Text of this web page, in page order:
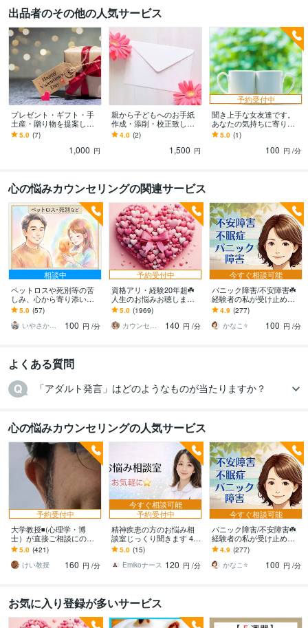
結婚式 家庭 手紙 サンタクロース 記念日
ファンレター
出品者のその他の人気サービス
プレゼント・ギフト・手
土産・贈り物を提案しま
す センスの良いプレゼン
ト選び、ギフトセレクト
5.0 (7)
1,000 円
親から子どもへのお手紙
作成・添削・校正致しま
す 人の心を動かす手紙・
子供を感動させる手紙を
一緒に書きましょう
4.0 (2)
1,500 円
予約受付中
聞き上手な女友達です。
あなたの気持ちに寄り添
います 愚痴聞きやお悩み
相談、自慢話から雑談ま
で話し相手になります。
5.0 (1)
100 円 /分
心の悩みカウンセリングの関連サービス
相談中
ペットロスや死別等の苦
しみ、心から寄り添いま
す 止まった時計の針、無
理に動かさなくて大丈夫
ですから
5.0 (57)
いやさか☆やすらぎの傾聴者
100 円 /分
予約受付中
資格アリ・経験20年超☘️
人生のお悩みお聴します
鬱・HSP・介護障害・毒
親・恋愛・仕事・育児・
占い依存etc
5.0 (1969)
カウンセリング事務所☘️オフィスカノン
140 円 /分
今すぐ相談可能
パニック障害/不安障害☘️
経験者の私が受け止めま
す これってパニック障
害？様々な対処法、あな
たと一緒に考えます
4.9 (277)
かなこ⭐️
100 円 /分
よくある質問
「アダルト発言」はどのようなものが当たりますか？
心の悩みカウンセリングの人気サービス
予約受付中
大学教授◾️(心理学・博
士）が直接ご相談にのり
ます 学生さんが、心理学
の先生に恋愛相談するよ
うなお気軽さでどうぞ
5.0 (421)
けい教授
160 円 /分
今すぐ相談可能
予約受付中
精神疾患の方のお悩み相
談室じっくり聞きます 48
時間以内にあなただけの
Word資料を無料でお届け
します
5.0 (15)
Emikoナース 120 円 /分
今すぐ相談可能
パニック障害/不安障害☘️
経験者の私が受け止めま
す これってパニック障
害？様々な対処法、あな
たと一緒に考えます
4.9 (277)
かなこ⭐️
100 円 /分
お気に入り登録が多いサービス